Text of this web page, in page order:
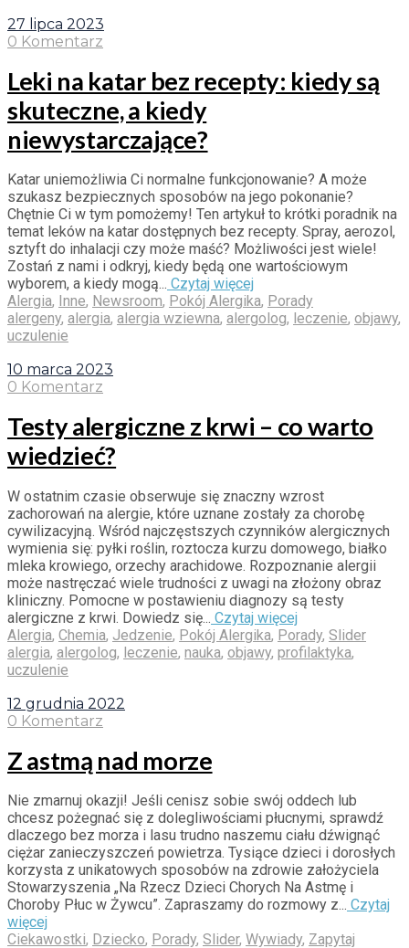
27 lipca 2023
0 Komentarz
Leki na katar bez recepty: kiedy są
skuteczne, a kiedy
niewystarczające?
Katar uniemożliwia Ci normalne funkcjonowanie? A może
szukasz bezpiecznych sposobów na jego pokonanie?
Chętnie Ci w tym pomożemy! Ten artykuł to krótki poradnik na
temat leków na katar dostępnych bez recepty. Spray, aerozol,
sztyft do inhalacji czy może maść? Możliwości jest wiele!
Zostań z nami i odkryj, kiedy będą one wartościowym
wyborem, a kiedy mogą... Czytaj więcej
Alergia, Inne, Newsroom, Pokój Alergika, Porady
alergeny, alergia, alergia wziewna, alergolog, leczenie, objawy,
uczulenie
10 marca 2023
0 Komentarz
Testy alergiczne z krwi – co warto
wiedzieć?
W ostatnim czasie obserwuje się znaczny wzrost
zachorowań na alergie, które uznane zostały za chorobę
cywilizacyjną. Wśród najczęstszych czynników alergicznych
wymienia się: pyłki roślin, roztocza kurzu domowego, białko
mleka krowiego, orzechy arachidowe. Rozpoznanie alergii
może nastręczać wiele trudności z uwagi na złożony obraz
kliniczny. Pomocne w postawieniu diagnozy są testy
alergiczne z krwi. Dowiedz się... Czytaj więcej
Alergia, Chemia, Jedzenie, Pokój Alergika, Porady, Slider
alergia, alergolog, leczenie, nauka, objawy, profilaktyka,
uczulenie
12 grudnia 2022
0 Komentarz
Z astmą nad morze
Nie zmarnuj okazji! Jeśli cenisz sobie swój oddech lub
chcesz pożegnać się z dolegliwościami płucnymi, sprawdź
dlaczego bez morza i lasu trudno naszemu ciału dźwignąć
ciężar zanieczyszczeń powietrza. Tysiące dzieci i dorosłych
korzysta z unikatowych sposobów na zdrowie założyciela
Stowarzyszenia „Na Rzecz Dzieci Chorych Na Astmę i
Choroby Płuc w Żywcu”. Zapraszamy do rozmowy z... Czytaj
więcej
Ciekawostki, Dziecko, Porady, Slider, Wywiady, Zapytaj